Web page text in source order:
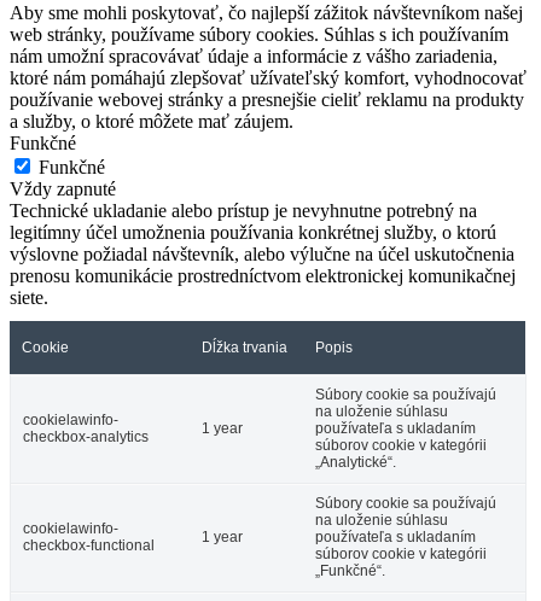
Aby sme mohli poskytovať, čo najlepší zážitok návštevníkom našej
web stránky, používame súbory cookies. Súhlas s ich používaním
nám umožní spracovávať údaje a informácie z vášho zariadenia,
ktoré nám pomáhajú zlepšovať užívateľský komfort, vyhodnocovať
používanie webovej stránky a presnejšie cieliť reklamu na produkty
a služby, o ktoré môžete mať záujem.
Funkčné
Funkčné
Vždy zapnuté
Technické ukladanie alebo prístup je nevyhnutne potrebný na
legitímny účel umožnenia používania konkrétnej služby, o ktorú
výslovne požiadal návštevník, alebo výlučne na účel uskutočnenia
prenosu komunikácie prostredníctvom elektronickej komunikačnej
siete.
Cookie Dĺžka trvania Popis
cookielawinfo-
checkbox-analytics
1 year
Súbory cookie sa používajú
na uloženie súhlasu
používateľa s ukladaním
súborov cookie v kategórii
„Analytické“.
cookielawinfo-
checkbox-functional
1 year
Súbory cookie sa používajú
na uloženie súhlasu
používateľa s ukladaním
súborov cookie v kategórii
„Funkčné“.